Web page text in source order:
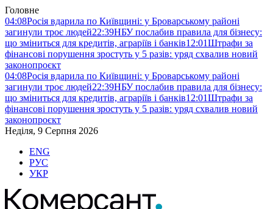
Головне
04:08Росія вдарила по Київщині: у Броварському районі
загинули троє людей22:39НБУ послабив правила для бізнесу:
що зміниться для кредитів, аграріїв і банків12:01Штрафи за
фінансові порушення зростуть у 5 разів: уряд схвалив новий
законопроєкт
04:08Росія вдарила по Київщині: у Броварському районі
загинули троє людей22:39НБУ послабив правила для бізнесу:
що зміниться для кредитів, аграріїв і банків12:01Штрафи за
фінансові порушення зростуть у 5 разів: уряд схвалив новий
законопроєкт
Неділя, 9 Серпня 2026
ENG
РУС
УКР